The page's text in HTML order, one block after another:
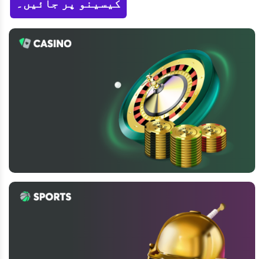
کیسینو پر جائیں۔